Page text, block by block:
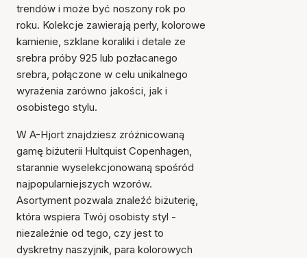
trendów i może być noszony rok po
roku. Kolekcje zawierają perły, kolorowe
kamienie, szklane koraliki i detale ze
srebra próby 925 lub pozłacanego
srebra, połączone w celu unikalnego
wyrażenia zarówno jakości, jak i
osobistego stylu.
W A-Hjort znajdziesz zróżnicowaną
gamę biżuterii Hultquist Copenhagen,
starannie wyselekcjonowaną spośród
najpopularniejszych wzorów.
Asortyment pozwala znaleźć biżuterię,
która wspiera Twój osobisty styl -
niezależnie od tego, czy jest to
dyskretny naszyjnik, para kolorowych